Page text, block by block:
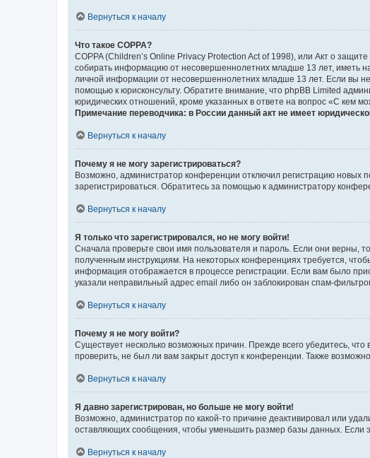
Вернуться к началу
Что такое COPPA?
COPPA (Children’s Online Privacy Protection Act of 1998), или Акт о
собирать информацию от несовершеннолетних младше 13 лет, иметь
личной информации от несовершеннолетних младше 13 лет. Если вы
помощью к юрисконсульту. Обратите внимание, что phpBB Limited
юридических отношений, кроме указанных в ответе на вопрос «С кем
Примечание переводчика: в России данный акт не имеет
Вернуться к началу
Почему я не могу зарегистрироваться?
Возможно, администратор конференции отключил регистрацию новых
зарегистрироваться. Обратитесь за помощью к администратору
Вернуться к началу
Я только что зарегистрировался, но не могу войти!
Сначала проверьте свои имя пользователя и пароль. Если они верны,
полученным инструкциям. На некоторых конференциях требуется,
информация отображается в процессе регистрации. Если вам было
указали неправильный адрес email либо он заблокирован спам-
Вернуться к началу
Почему я не могу войти?
Существует несколько возможных причин. Прежде всего убедитесь,
проверить, не был ли вам закрыт доступ к конференции. Также
Вернуться к началу
Я давно зарегистрирован, но больше не могу войти!
Возможно, администратор по какой-то причине деактивировал или
оставляющих сообщения, чтобы уменьшить размер базы данных. Если
Вернуться к началу